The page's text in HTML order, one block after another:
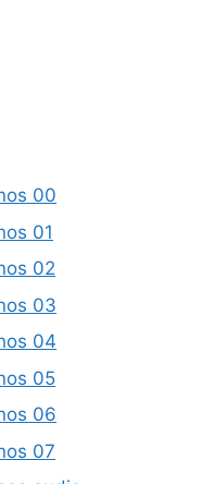
00
01
02
03
04
05
06
07